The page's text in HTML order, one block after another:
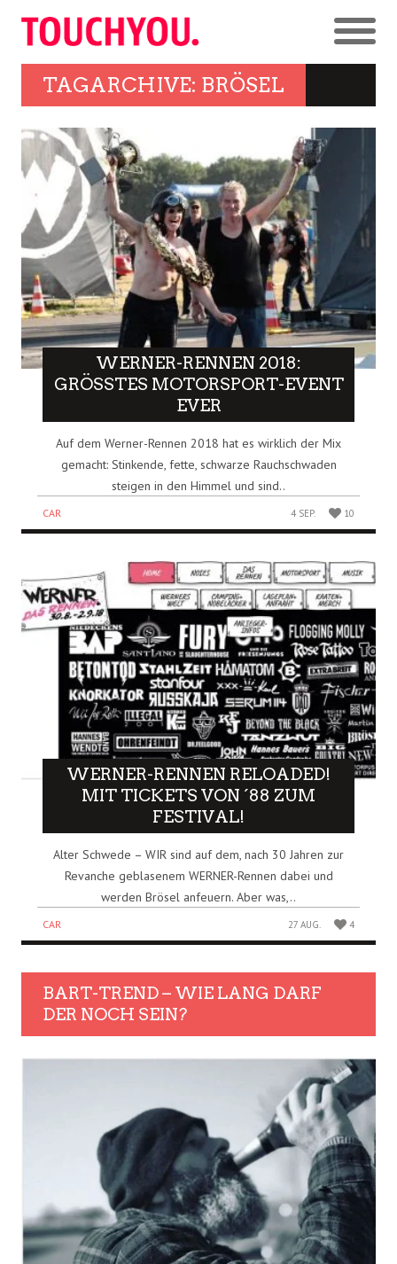
TAGARCHIVE: BRÖSEL
WERNER-RENNEN 2018:
GRÖSSTES MOTORSPORT-EVENT E
VER
Auf dem Werner-Rennen 2018 hat es wirklich der Mix
gemacht: Stinkende, fette, schwarze Rauchschwaden
steigen in den Himmel und sind..
CAR 4 SEP. 10
WERNER-RENNEN RELOADED!
MIT TICKETS VON ´88 ZUM
FESTIVAL!
Alter Schwede – WIR sind auf dem, nach 30 Jahren zur
Revanche geblasenem WERNER-Rennen dabei und
werden Brösel anfeuern. Aber was,..
CAR 27 AUG. 4
BART-TREND – WIE LANG DARF
DER NOCH SEIN?